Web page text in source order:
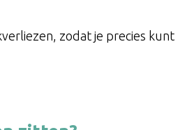
zodat je precies kunt